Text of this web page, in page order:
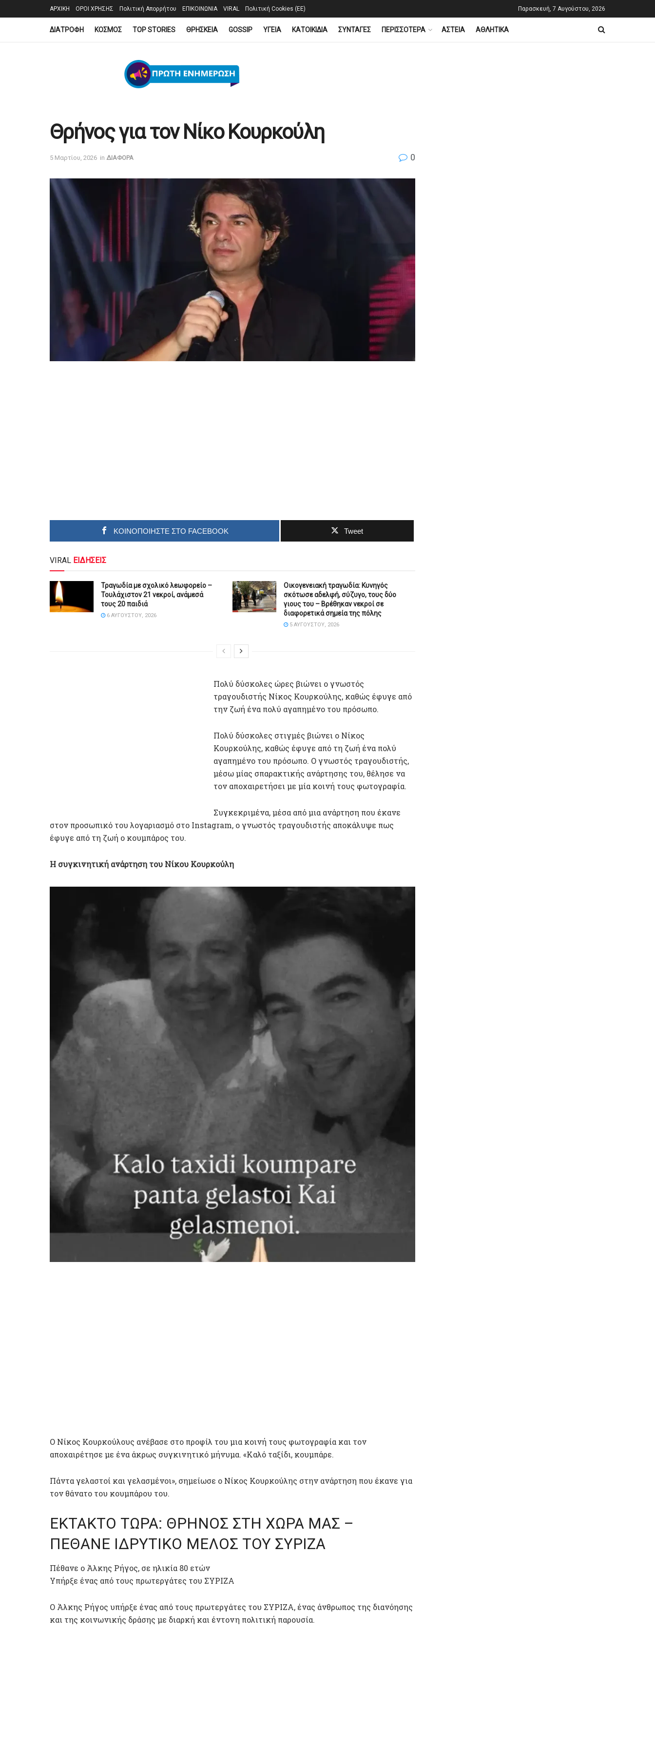
ΑΡΧΙΚΗ ΟΡΟΙ ΧΡΗΣΗΣ Πολιτική Απορρήτου ΕΠΙΚΟΙΝΩΝΙΑ VIRAL Πολιτική Cookies (ΕΕ) Παρασκευή, 7 Αυγούστου, 2026
ΔΙΑΤΡΟΦΗ ΚΟΣΜΟΣ TOP STORIES ΘΡΗΣΚΕΙΑ GOSSIP YΓΕΙΑ ΚΑΤΟΙΚΙΔΙΑ ΣΥΝΤΑΓΕΣ ΠΕΡΙΣΣΟΤΕΡΑ ΑΣΤΕΙΑ ΑΘΛΗΤΙΚΑ
Θρήνος για τον Νίκο Κουρκούλη
5 Μαρτίου, 2026 in ΔΙΑΦΟΡΑ 0
ΚΟΙΝΟΠΟΙΗΣΤΕ ΣΤΟ FACEBOOK Tweet
VIRAL ΕΙΔΗΣΕΙΣ
Τραγωδία με σχολικό λεωφορείο –
Τουλάχιστον 21 νεκροί, ανάμεσά
τους 20 παιδιά
6 ΑΥΓΟΎΣΤΟΥ, 2026
Οικογενειακή τραγωδία: Κυνηγός
σκότωσε αδελφή, σύζυγο, τους δύο
γιους του – Βρέθηκαν νεκροί σε
διαφορετικά σημεία της πόλης
5 ΑΥΓΟΎΣΤΟΥ, 2026
Πολύ δύσκολες ώρες βιώνει ο γνωστός
τραγουδιστής Νίκος Κουρκούλης, καθώς έφυγε από
την ζωή ένα πολύ αγαπημένο του πρόσωπο.
Πολύ δύσκολες στιγμές βιώνει ο Νίκος
Κουρκούλης, καθώς έφυγε από τη ζωή ένα πολύ
αγαπημένο του πρόσωπο. Ο γνωστός τραγουδιστής,
μέσω μίας σπαρακτικής ανάρτησης του, θέλησε να
τον αποχαιρετήσει με μία κοινή τους φωτογραφία.
Συγκεκριμένα, μέσα από μια ανάρτηση που έκανε
στον προσωπικό του λογαριασμό στο Instagram, ο γνωστός τραγουδιστής αποκάλυψε πως
έφυγε από τη ζωή ο κουμπάρος του.
Η συγκινητική ανάρτηση του Νίκου Κουρκούλη
Ο Νίκος Κουρκούλους ανέβασε στο προφίλ του μια κοινή τους φωτογραφία και τον
αποχαιρέτησε με ένα άκρως συγκινητικό μήνυμα. «Καλό ταξίδι, κουμπάρε.
Πάντα γελαστοί και γελασμένοι», σημείωσε ο Νίκος Κουρκούλης στην ανάρτηση που έκανε για
τον θάνατο του κουμπάρου του.
ΕΚΤΑΚΤΟ ΤΩΡΑ: ΘΡΗΝΟΣ ΣΤΗ ΧΩΡΑ ΜΑΣ –
ΠΕΘΑΝΕ ΙΔΡΥΤΙΚΟ ΜΕΛΟΣ ΤΟΥ ΣΥΡΙΖΑ
Πέθανε ο Άλκης Ρήγος, σε ηλικία 80 ετών
Υπήρξε ένας από τους πρωτεργάτες του ΣΥΡΙΖΑ
Ο Άλκης Ρήγος υπήρξε ένας από τους πρωτεργάτες του ΣΥΡΙΖΑ, ένας άνθρωπος της διανόησης
και της κοινωνικής δράσης με διαρκή και έντονη πολιτική παρουσία.